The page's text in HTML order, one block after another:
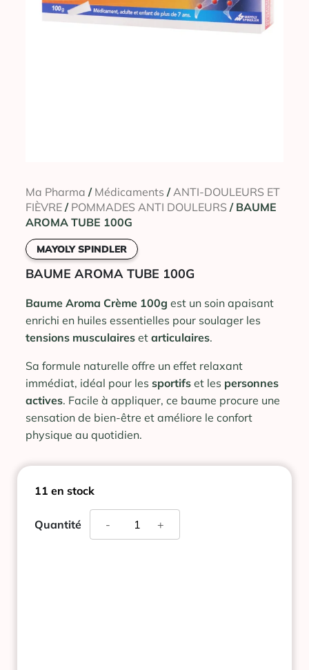
Ma Pharma / Médicaments /ANTI-DOULEURS ET
FIÈVRE / POMMADES ANTI DOULEURS / BAUME
AROMA TUBE 100G
MAYOLY SPINDLER
BAUME AROMA TUBE 100G
Baume Aroma Crème 100g est un soin apaisant
enrichi en huiles essentielles pour soulager les
tensions musculaires et articulaires.
Sa formule naturelle offre un effet relaxant
immédiat, idéal pour les sportifs et les personnes
actives. Facile à appliquer, ce baume procure une
sensation de bien-être et améliore le confort
physique au quotidien.
11 en stock
Quantité +
quantité
-